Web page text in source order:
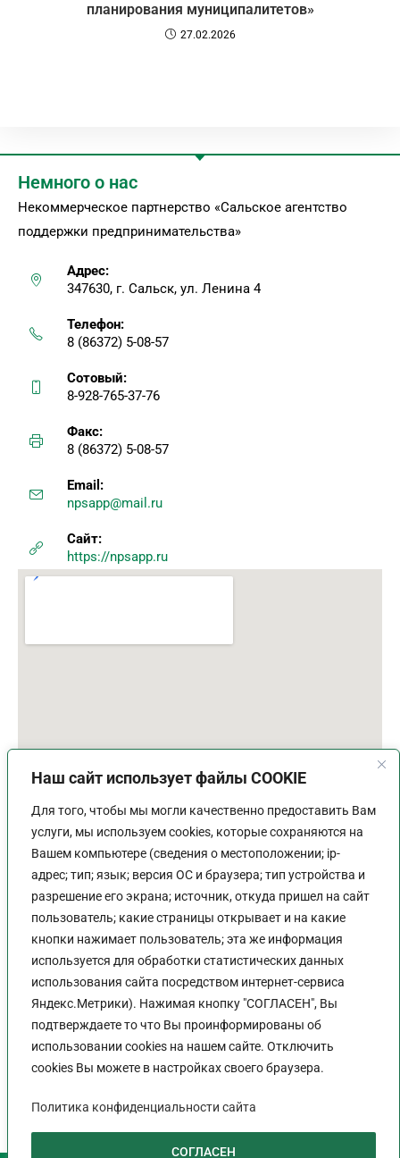
Наш сайт использует файлы COOKIE
Для того, чтобы мы могли качественно предоставить Вам
услуги, мы используем cookies, которые сохраняются на
Вашем компьютере (сведения о местоположении; ip-
адрес; тип; язык; версия ОС и браузера; тип устройства и
разрешение его экрана; источник, откуда пришел на сайт
пользователь; какие страницы открывает и на какие
кнопки нажимает пользователь; эта же информация
используется для обработки статистических данных
использования сайта посредством интернет-сервиса
Яндекс.Метрики). Нажимая кнопку "СОГЛАСЕН", Вы
подтверждаете то что Вы проинформированы об
использовании cookies на нашем сайте. Отключить
cookies Вы можете в настройках своего браузера.
Политика конфиденциальности сайта
СОГЛАСЕН
планирования муниципалитетов»
27.02.2026
Немного о нас
Некоммерческое партнерство «Сальское агентство
поддержки предпринимательства»
Адрес:
347630, г. Сальск, ул. Ленина 4
Телефон:
8 (86372) 5-08-57
Сотовый:
8-928-765-37-76
Факс:
8 (86372) 5-08-57
Email:
npsapp@mail.ru
Сайт:
https://npsapp.ru
График работы
Пн-Пт:9:00 - 18:00
Перерыв:13:00 - 14:00
Выходной:Сб - Вс